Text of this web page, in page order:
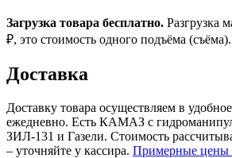
Загрузка товара бесплатно. Разгрузка
₽, это стоимость одного подъёма (съёма).
Доставка
Доставку товара осуществляем в
ежедневно. Есть КАМАЗ с
ЗИЛ-131 и Газели. Стоимость
– уточняйте у кассира. Примерные цены